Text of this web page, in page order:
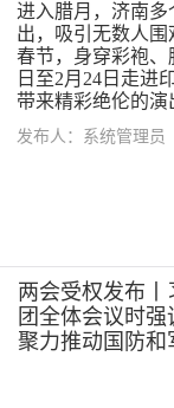
进入腊月，济南
出，吸引无数人
春节，身穿彩袍、
日至2月24日走进
带来精彩绝伦的演
发布人：系统管理员
两会受权发布
团全体会议时
聚力推动国防和